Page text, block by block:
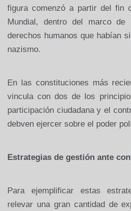
figura comenzó a partir del fin
Mundial, dentro del marco de
derechos humanos que habían
nazismo.
En las constituciones más
vincula con dos de los
participación ciudadana y el
debven ejercer sobre el poder
Estrategias de gestión ante
Para ejemplificar estas
relevar una gran cantidad de